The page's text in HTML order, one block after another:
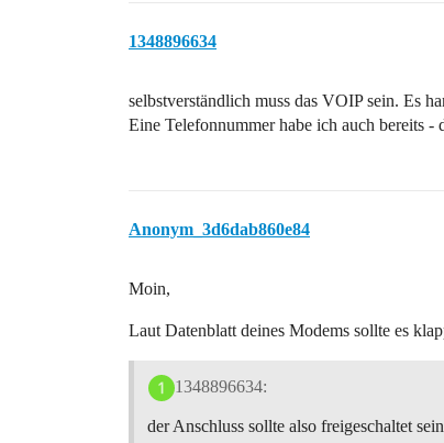
1348896634
selbstverständlich muss das VOIP sein. Es
Eine Telefonnummer habe ich auch bereits -
Anonym_3d6dab860e84
Moin,
Laut Datenblatt deines Modems sollte es
1348896634:
der Anschluss sollte also freigeschaltet